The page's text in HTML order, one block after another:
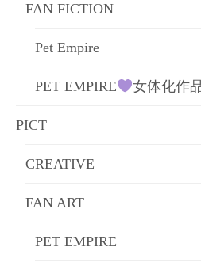
FAN FICTION
Pet Empire
PET EMPIRE 女体化作
PICT
CREATIVE
FAN ART
PET EMPIRE